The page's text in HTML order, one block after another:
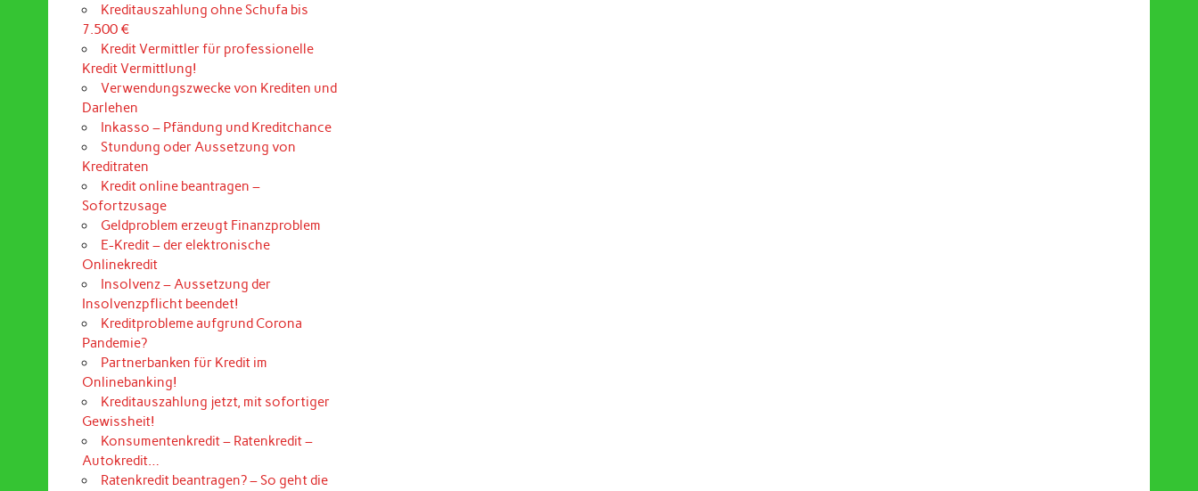
Kreditauszahlung ohne Schufa bis
7.500 €
Kredit Vermittler für professionelle
Kredit Vermittlung!
Verwendungszwecke von Krediten und
Darlehen
Inkasso – Pfändung und Kreditchance
Stundung oder Aussetzung von
Kreditraten
Kredit online beantragen –
Sofortzusage
Geldproblem erzeugt Finanzproblem
E-Kredit – der elektronische
Onlinekredit
Insolvenz – Aussetzung der
Insolvenzpflicht beendet!
Kreditprobleme aufgrund Corona
Pandemie?
Partnerbanken für Kredit im
Onlinebanking!
Kreditauszahlung jetzt, mit sofortiger
Gewissheit!
Konsumentenkredit – Ratenkredit –
Autokredit…
Ratenkredit beantragen? – So geht die